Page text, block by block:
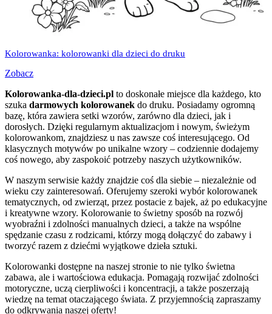
Kolorowanka: kolorowanki dla dzieci do druku
Zobacz
Kolorowanka-dla-dzieci.pl to doskonałe miejsce dla każdego, kto
szuka darmowych kolorowanek do druku. Posiadamy ogromną
bazę, która zawiera setki wzorów, zarówno dla dzieci, jak i
dorosłych. Dzięki regularnym aktualizacjom i nowym, świeżym
kolorowankom, znajdziesz u nas zawsze coś interesującego. Od
klasycznych motywów po unikalne wzory – codziennie dodajemy
coś nowego, aby zaspokoić potrzeby naszych użytkowników.
W naszym serwisie każdy znajdzie coś dla siebie – niezależnie od
wieku czy zainteresowań. Oferujemy szeroki wybór kolorowanek
tematycznych, od zwierząt, przez postacie z bajek, aż po edukacyjne
i kreatywne wzory. Kolorowanie to świetny sposób na rozwój
wyobraźni i zdolności manualnych dzieci, a także na wspólne
spędzanie czasu z rodzicami, którzy mogą dołączyć do zabawy i
tworzyć razem z dziećmi wyjątkowe dzieła sztuki.
Kolorowanki dostępne na naszej stronie to nie tylko świetna
zabawa, ale i wartościowa edukacja. Pomagają rozwijać zdolności
motoryczne, uczą cierpliwości i koncentracji, a także poszerzają
wiedzę na temat otaczającego świata. Z przyjemnością zapraszamy
do odkrywania naszej oferty!